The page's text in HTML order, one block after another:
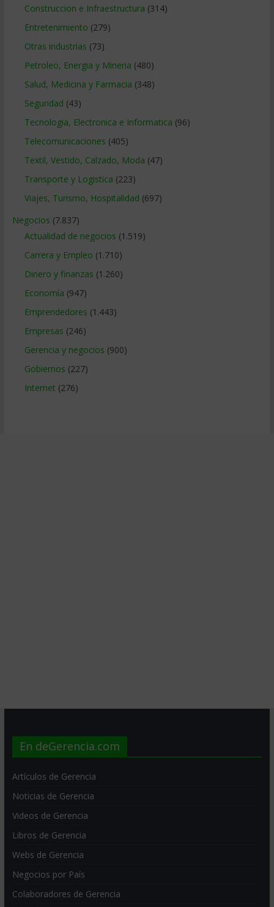
Construccion e Infraestructura (314)
Entretenimiento (279)
Otras industrias (73)
Petroleo, Energia y Mineria (480)
Salud, Medicina y Farmacia (348)
Seguridad (43)
Tecnologia, Electronica e Informatica (96)
Telecomunicaciones (405)
Textil, Vestido, Calzado, Moda (47)
Transporte y Logistica (223)
Viajes, Turismo, Hospitalidad (697)
Negocios (7.837)
Actualidad de negocios (1.519)
Carrera y Empleo (1.710)
Dinero y finanzas (1.260)
Economía (947)
Emprendedores (1.443)
Empresas (246)
Gerencia y negocios (900)
Gobiernos (227)
Internet (276)
En deGerencia.com
Artículos de Gerencia
Noticias de Gerencia
Videos de Gerencia
Libros de Gerencia
Webs de Gerencia
Negocios por País
Colaboradores de Gerencia